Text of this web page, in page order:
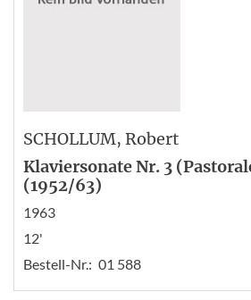
SCHOLLUM, Robert
Klaviersonate Nr. 3
(1952/63)
1963
12'
Bestell-Nr.: 01 588